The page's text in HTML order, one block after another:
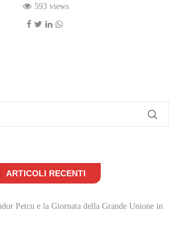
593 views
ARTICOLI RECENTI
Petcu e la Giornata della Grande Unione in